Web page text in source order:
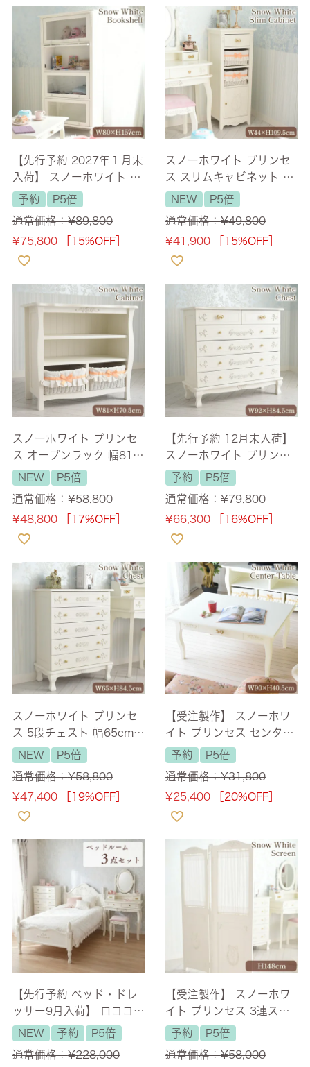
【先行予約 2027年１月末
入荷】 スノーホワイト プ
リンセス スライド本棚 キ
ャビネット 4段 【送料無
料/設置サービス付】
予約
P5倍
通常価格：¥89,800
¥75,800 ［15%OFF］
スノーホワイト プリンセ
ス スリムキャビネット 幅
44cm 【送料無料】 [Y]
NEW
P5倍
通常価格：¥49,800
¥41,900 ［15%OFF］
スノーホワイト プリンセ
ス オープンラック 幅81c
m 【送料無料】
NEW
P5倍
通常価格：¥58,800
¥48,800 ［17%OFF］
【先行予約 12月末入荷】
スノーホワイト プリンセ
ス 5段 ワイドチェスト 幅
92cm 【送料無料/設置サ
ービス付】
予約
P5倍
通常価格：¥79,800
¥66,300 ［16%OFF］
スノーホワイト プリンセ
ス 5段チェスト 幅65cm
【送料無料】 [Y]
NEW
P5倍
通常価格：¥58,800
¥47,400 ［19%OFF］
【受注製作】 スノーホワ
イト プリンセス センター
テーブル 幅90cm 【送料
無料】 [Y]
予約
P5倍
通常価格：¥31,800
¥25,400 ［20%OFF］
【先行予約 ベッド・ドレ
ッサー9月入荷】 ロココ調
スノーホワイト ベッドル
ーム 3点セット 【送料無
料/設置サービス付】 [Y]
NEW 予約
P5倍
通常価格：¥228,000
【受注製作】 スノーホワ
イト プリンセス 3連スク
リーン(パーテーション)
【送料無料】
予約
P5倍
通常価格：¥58,000